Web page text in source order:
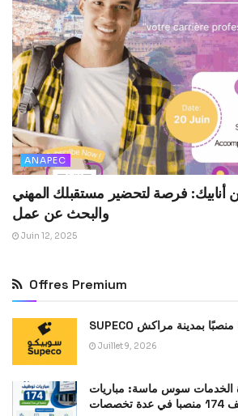
ANAPEC
فرصة لتحضير مستقبلك المهني
والبحث عن عمل
Juin 12, 2025
Offres Premium
Juillet 9, 2026
الخدمات سوس ماسة: مباريات
تخصصات